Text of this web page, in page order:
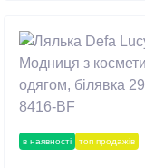
в наявності топ продажів